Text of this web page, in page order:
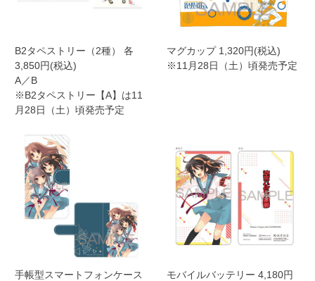
B2タペストリー（2種） 各
3,850円(税込)
A／B
※B2タペストリー【A】は11
月28日（土）頃発売予定
マグカップ 1,320円(税込)
※11月28日（土）頃発売予定
手帳型スマートフォンケース
モバイルバッテリー 4,180円